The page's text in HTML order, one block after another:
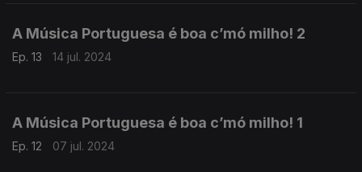
A Música Portuguesa é boa c’mó milho! 2
Ep. 13 14 jul. 2024
A Música Portuguesa é boa c’mó milho! 1
Ep. 12 07 jul. 2024